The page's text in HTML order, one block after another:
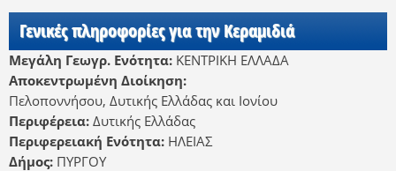
Γενικές πληροφορίες για την Κεραμιδιά
Μεγάλη Γεωγρ. Ενότητα: ΚΕΝΤΡΙΚΗ ΕΛΛΑΔΑ
Αποκεντρωμένη Διοίκηση:
Πελοποννήσου, Δυτικής Ελλάδας και Ιονίου
Περιφέρεια: Δυτικής Ελλάδας
Περιφερειακή Ενότητα: ΗΛΕΙΑΣ
Δήμος: ΠΥΡΓΟΥ